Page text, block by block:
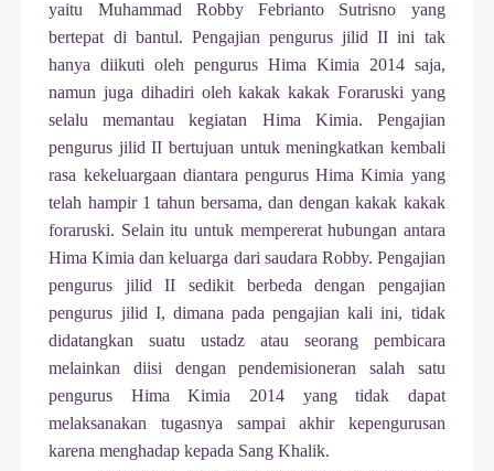
yaitu Muhammad Robby Febrianto Sutrisno yang
bertepat di bantul. Pengajian pengurus jilid II ini tak
hanya diikuti oleh pengurus Hima Kimia 2014 saja,
namun juga dihadiri oleh kakak kakak Foraruski yang
selalu memantau kegiatan Hima Kimia. Pengajian
pengurus jilid II bertujuan untuk meningkatkan kembali
rasa kekeluargaan diantara pengurus Hima Kimia yang
telah hampir 1 tahun bersama, dan dengan kakak kakak
foraruski. Selain itu untuk mempererat hubungan antara
Hima Kimia dan keluarga dari saudara Robby. Pengajian
pengurus jilid II sedikit berbeda dengan pengajian
pengurus jilid I, dimana pada pengajian kali ini, tidak
didatangkan suatu ustadz atau seorang pembicara
melainkan diisi dengan pendemisioneran salah satu
pengurus Hima Kimia 2014 yang tidak dapat
melaksanakan tugasnya sampai akhir kepengurusan
karena menghadap kepada Sang Khalik.